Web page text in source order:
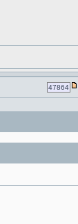
47864